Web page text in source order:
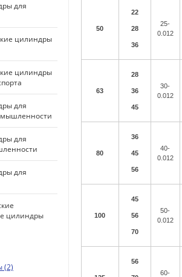
50
22
28
36
25-
0.012
63
28
36
45
30-
0.012
80
36
45
56
40-
0.012
100
45
56
70
50-
0.012
56
60-
для
цилиндры
цилиндры
для
для
для
цилиндры
(2)